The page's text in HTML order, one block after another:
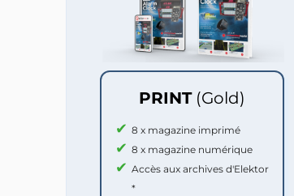
PRINT (Gold)
8 x magazine imprimé
8 x magazine numérique
Accès aux archives d'Elektor
*